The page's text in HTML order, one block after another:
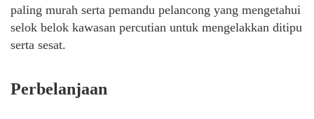
paling murah serta pemandu pelancong yang mengetahui
selok belok kawasan percutian untuk mengelakkan ditipu
serta sesat.
Perbelanjaan